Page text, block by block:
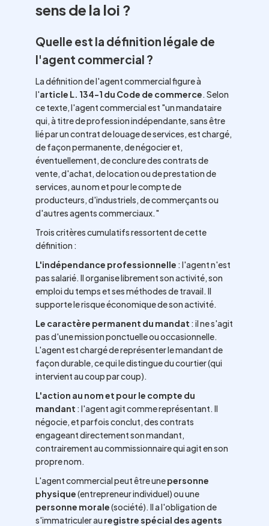
sens de la loi ?
Quelle est la définition légale de
l'agent commercial ?
La définition de l'agent commercial figure à
l'article L. 134-1 du Code de commerce. Selon
ce texte, l'agent commercial est "un mandataire
qui, à titre de profession indépendante, sans être
lié par un contrat de louage de services, est chargé,
de façon permanente, de négocier et,
éventuellement, de conclure des contrats de
vente, d'achat, de location ou de prestation de
services, au nom et pour le compte de
producteurs, d'industriels, de commerçants ou
d'autres agents commerciaux."
Trois critères cumulatifs ressortent de cette
définition :
L'indépendance professionnelle : l'agent n'est
pas salarié. Il organise librement son activité, son
emploi du temps et ses méthodes de travail. Il
supporte le risque économique de son activité.
Le caractère permanent du mandat : il ne s'agit
pas d'une mission ponctuelle ou occasionnelle.
L'agent est chargé de représenter le mandant de
façon durable, ce qui le distingue du courtier (qui
intervient au coup par coup).
L'action au nom et pour le compte du
mandant : l'agent agit comme représentant. Il
négocie, et parfois conclut, des contrats
engageant directement son mandant,
contrairement au commissionnaire qui agit en son
propre nom.
L'agent commercial peut être unepersonne
physique(entrepreneur individuel) ou une
personne morale(société). Il a l'obligation de
s'immatriculer au registre spécial des agents